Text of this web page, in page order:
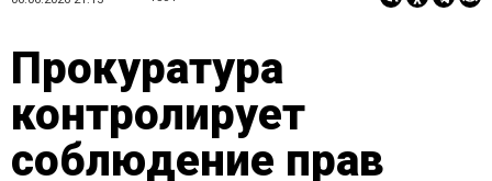
Прокуратура
контролирует
соблюдение прав